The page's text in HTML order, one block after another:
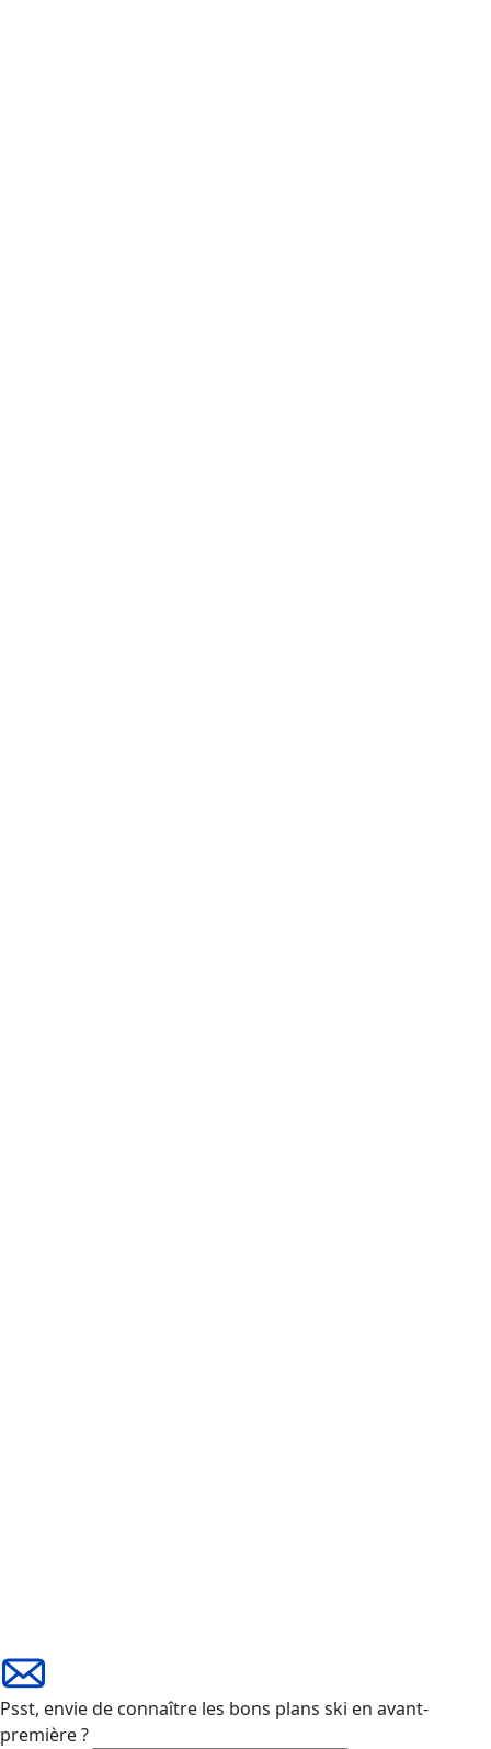
Psst, envie de connaître les bons plans ski en avant-
première ?